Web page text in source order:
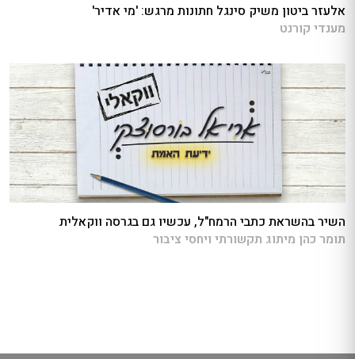
אלעזר ביטון משיק סינגל חתונות מרגש: 'מי אדיר'
מענדי קורנט
השיר בהשראת כתבי הרמח"ל, עכשיו גם בגרסה ווקאלית
תומר כהן מיתוג תקשורתי ויחסי ציבור